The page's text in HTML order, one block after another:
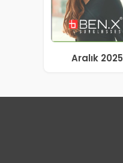
Aralık 2025